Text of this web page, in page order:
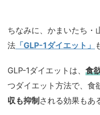
ちなみに、かまいたち・
法 「GLP-1ダイエット」
GLP-1ダイエットは、 食
つダイエット方法で、食
収も抑制 される効果もあ